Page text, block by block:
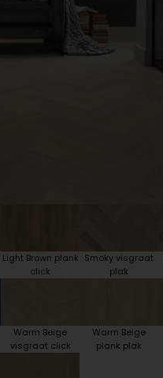
Light Brown plank
click
Smoky visgraat
plak
Warm Beige
visgraat click
Warm Beige
plank plak